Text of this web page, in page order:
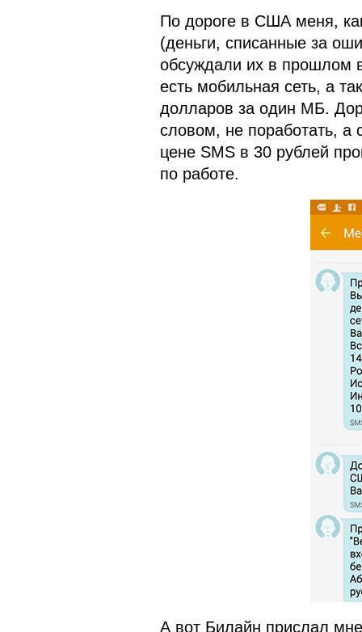
По дороге в США меня,
(деньги, списанные за
обсуждали их в прошлом
есть мобильная сеть, а
долларов за один МБ.
словом, не поработать, а
цене SMS в 30 рублей
по работе.
А вот Билайн прислал